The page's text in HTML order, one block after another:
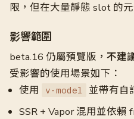
限，但在大量靜態 slot 的
影響範圍
beta.16 仍屬預覽版， 不建
受影響的使用場景如下：
使用
v-model
並帶有自
SSR + Vapor 混用並依賴